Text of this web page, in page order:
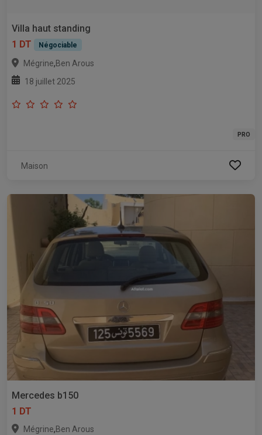
Villa haut standing
1 DT
Négociable
Mégrine,Ben Arous
18 juillet 2025
PRO
Maison
Mercedes b150
1 DT
Mégrine,Ben Arous